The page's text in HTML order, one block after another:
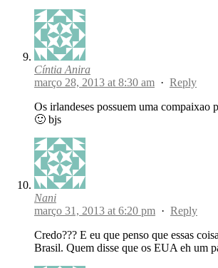
Cíntia Anira
março 28, 2013 at 8:30 am · Reply
Os irlandeses possuem uma compaixao
🙂 bjs
Nani
março 31, 2013 at 6:20 pm · Reply
Credo??? E eu que penso que essas
Brasil. Quem disse que os EUA eh um